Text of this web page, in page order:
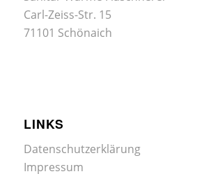
Carl-Zeiss-Str. 15
71101 Schönaich
LINKS
Datenschutzerklärung
Impressum